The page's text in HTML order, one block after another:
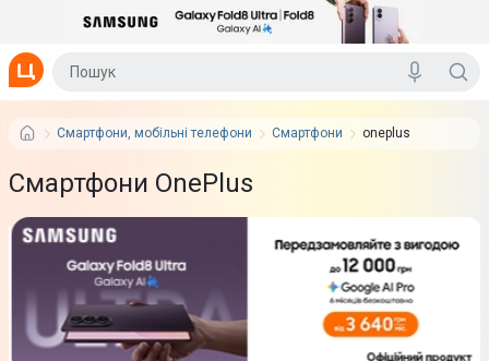
Смартфони, мобільні телефони Смартфони oneplus
Смартфони OnePlus